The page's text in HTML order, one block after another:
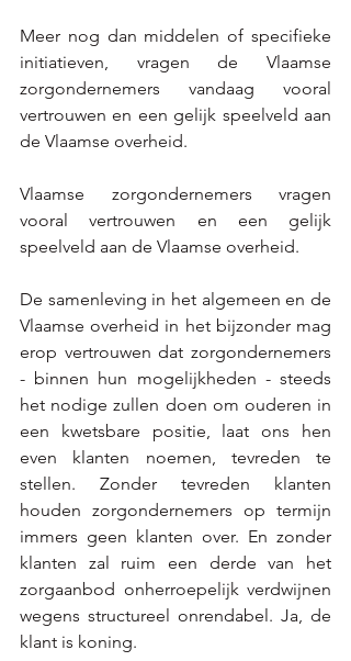
Meer nog dan middelen of specifieke
initiatieven, vragen de Vlaamse
zorgondernemers vandaag vooral
vertrouwen en een gelijk speelveld aan
de Vlaamse overheid.
Vlaamse zorgondernemers vragen
vooral vertrouwen en een gelijk
speelveld aan de Vlaamse overheid.
De samenleving in het algemeen en de
Vlaamse overheid in het bijzonder mag
erop vertrouwen dat zorgondernemers
- binnen hun mogelijkheden - steeds
het nodige zullen doen om ouderen in
een kwetsbare positie, laat ons hen
even klanten noemen, tevreden te
stellen. Zonder tevreden klanten
houden zorgondernemers op termijn
immers geen klanten over. En zonder
klanten zal ruim een derde van het
zorgaanbod onherroepelijk verdwijnen
wegens structureel onrendabel. Ja, de
klant is koning.